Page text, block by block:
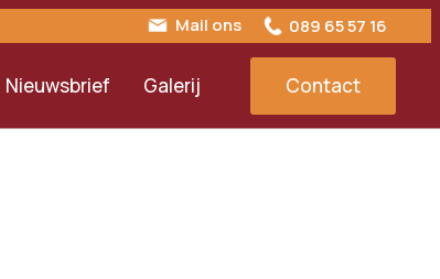
Mail ons 089 65 57 16
Nieuwsbrief Galerij Contact